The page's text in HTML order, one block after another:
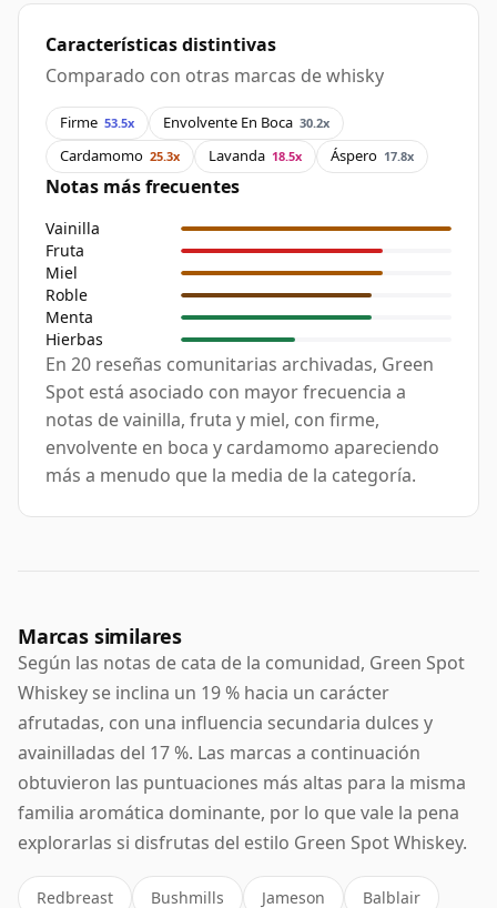
Características distintivas
Comparado con otras marcas de whisky
Firme 53.5x Envolvente En Boca 30.2x
Cardamomo 25.3x Lavanda 18.5x Áspero 17.8x
Notas más frecuentes
Vainilla
Fruta
Miel
Roble
Menta
Hierbas
En 20 reseñas comunitarias archivadas, Green
Spot está asociado con mayor frecuencia a
notas de vainilla, fruta y miel, con firme,
envolvente en boca y cardamomo apareciendo
más a menudo que la media de la categoría.
Marcas similares
Según las notas de cata de la comunidad, Green Spot
Whiskey se inclina un 19 % hacia un carácter
afrutadas, con una influencia secundaria dulces y
avainilladas del 17 %. Las marcas a continuación
obtuvieron las puntuaciones más altas para la misma
familia aromática dominante, por lo que vale la pena
explorarlas si disfrutas del estilo Green Spot Whiskey.
Redbreast Bushmills Jameson Balblair